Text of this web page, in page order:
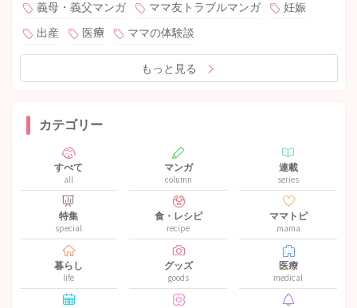
義母・義父マンガ
ママ友トラブルマンガ
妊娠
出産
医療 ママの体験談
もっと見る
カテゴリー
すべて
all
マンガ
column
連載
series
特集
special
食・レシピ
recipe
ママトピ
mama
暮らし
life
グッズ
goods
医療
medical